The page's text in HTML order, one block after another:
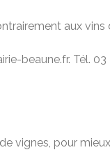
aux
beaune.fr. Tél.
vignes, pour